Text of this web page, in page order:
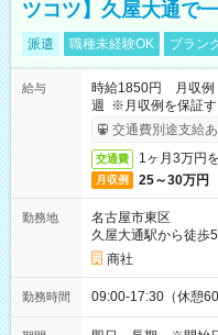
ツコツ】久屋大通で
派遣 職種未経験OK ブラン
給与
時給1850円 月収例
週 ※月収例を保証す
交通費別途支給あ
交通費 1ヶ月3万円
月収例 25～30万円
勤務地
名古屋市東区
久屋大通駅から徒歩
商社
勤務時間 09:00-17:30（休憩